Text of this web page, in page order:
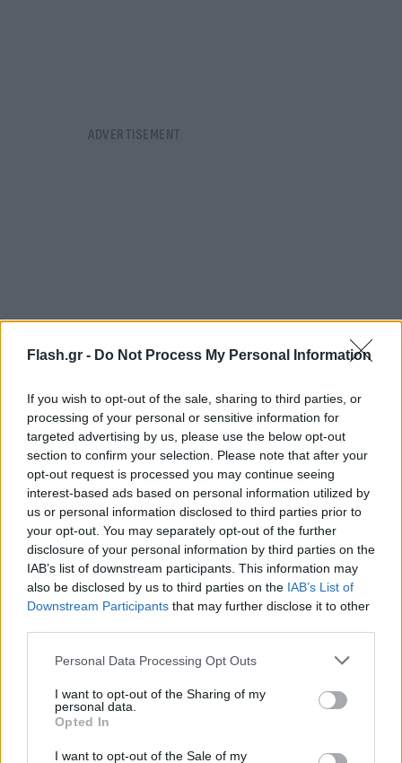
Flash.gr - Do Not Process My Personal Information
If you wish to opt-out of the sale, sharing to third parties, or
processing of your personal or sensitive information for
targeted advertising by us, please use the below opt-out
section to confirm your selection. Please note that after your
opt-out request is processed you may continue seeing
interest-based ads based on personal information utilized by
us or personal information disclosed to third parties prior to
your opt-out. You may separately opt-out of the further
disclosure of your personal information by third parties on the
IAB’s list of downstream participants. This information may
also be disclosed by us to third parties on the IAB’s List of
Downstream Participants that may further disclose it to other
Please note that this website/app uses one or more Google
not limited to your visit or usage behaviour. You may click to
grant or deny consent to Google and its third-party tags to
use your data for below specified purposes in below Google
consent section.
Personal Data Processing Opt Outs
I want to opt-out of the Sharing of my
personal data.
Opted In
I want to opt-out of the Sale of my
FLASH FOCUS